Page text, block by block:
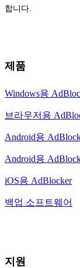
합니다.
제품
Windows용
브라우저용
Android용
Android용
iOS용 AdBlocker
백업 소프트웨어
지원